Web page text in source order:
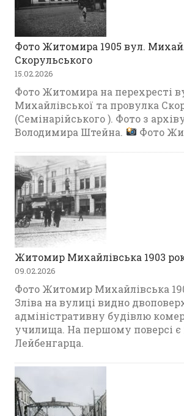
Фото Житомира 1905 вул.
Скорульського
15.02.2026
Фото Житомира на перехресті
Михайлівської та провулка
(Семінарійського ). Фото з
Володимира Штейна.
Фото
Житомир Михайлівська 1903
09.02.2026
Фото Житомир Михайлівська
Зліва на вулиці видно
адміністративну будівлю
училища. На першому поверсі є
Лейбенгарца.